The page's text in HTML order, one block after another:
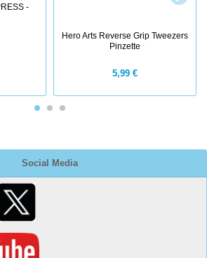
Social Media
-
Hero Arts Reverse Grip Tweezers
Pinzette
5,99 €